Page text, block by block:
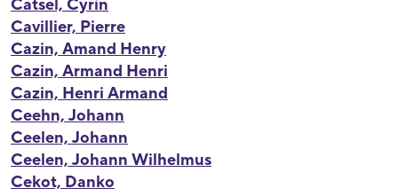
Catsel, Cyrin
Cavillier, Pierre
Cazin, Amand Henry
Cazin, Armand Henri
Cazin, Henri Armand
Ceehn, Johann
Ceelen, Johann
Ceelen, Johann Wilhelmus
Cekot, Danko